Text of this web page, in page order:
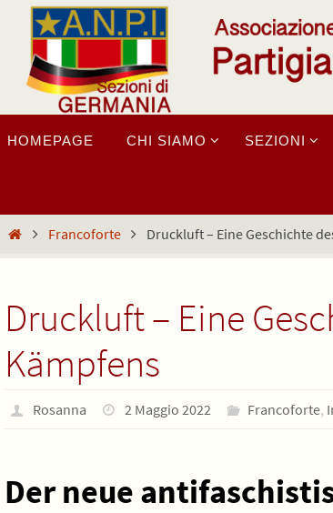
Salta
contenuto
alHOMEPAGE CHI SIAMO SEZIONI
HomeFrancoforte Druckluft – Eine Geschichte
Druckluft – Eine
Kämpfens
Rosanna 2 Maggio 2022 Francoforte,
Der neue